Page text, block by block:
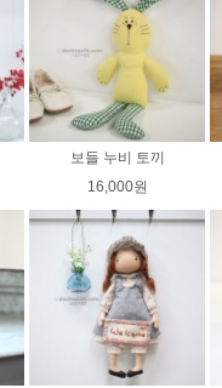
보들 누비 토끼
16,000원